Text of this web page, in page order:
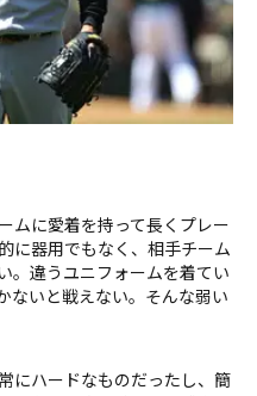
ムに愛着を持って長くプレー
に器用でもなく、相手チーム
。違うユニフォームを着てい
ないと戦えない。そんな弱い
にハードなものだったし、簡